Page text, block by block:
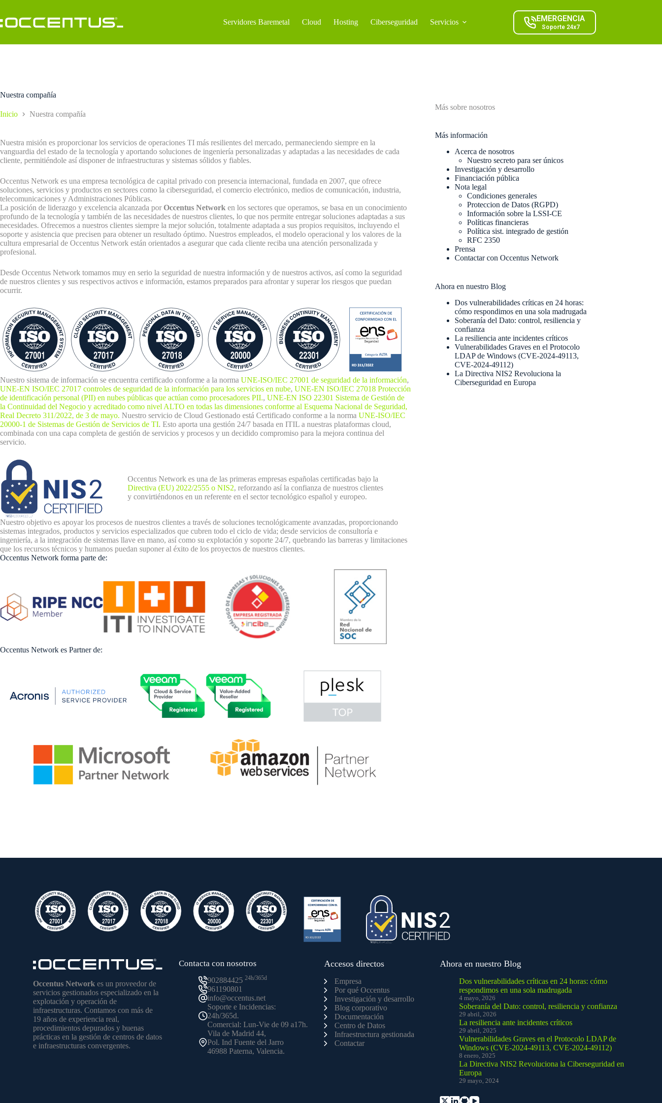
contenido
Servidores Baremetal Cloud Hosting Ciberseguridad Servicios EMERGENCIA
Soporte 24x7
Nuestra compañía
Inicio Nuestra compañía
Nuestra misión es proporcionar los servicios de operaciones TI más resilientes del mercado, permaneciendo siempre en la
vanguardia del estado de la tecnología y aportando soluciones de ingeniería personalizadas y adaptadas a las necesidades de cada
cliente, permitiéndole así disponer de infraestructuras y sistemas sólidos y fiables.
Occentus Network es una empresa tecnológica de capital privado con presencia internacional, fundada en 2007, que ofrece
soluciones, servicios y productos en sectores como la ciberseguridad, el comercio electrónico, medios de comunicación, industria,
telecomunicaciones y Administraciones Públicas.
La posición de liderazgo y excelencia alcanzada por Occentus Network en los sectores que operamos, se basa en un conocimiento
profundo de la tecnología y también de las necesidades de nuestros clientes, lo que nos permite entregar soluciones adaptadas a sus
necesidades. Ofrecemos a nuestros clientes siempre la mejor solución, totalmente adaptada a sus propios requisitos, incluyendo el
soporte y asistencia que precisen para obtener un resultado óptimo. Nuestros empleados, el modelo operacional y los valores de la
cultura empresarial de Occentus Network están orientados a asegurar que cada cliente reciba una atención personalizada y
profesional.
Desde Occentus Network tomamos muy en serio la seguridad de nuestra información y de nuestros activos, así como la seguridad
de nuestros clientes y sus respectivos activos e información, estamos preparados para afrontar y superar los riesgos que puedan
ocurrir.
Nuestro sistema de información se encuentra certificado conforme a la norma UNE-ISO/IEC 27001 de seguridad de la información,
UNE-EN ISO/IEC 27017 controles de seguridad de la información para los servicios en nube, UNE-EN ISO/IEC 27018 Protección
de identificación personal (PII) en nubes públicas que actúan como procesadores PII., UNE-EN ISO 22301 Sistema de Gestión de
la Continuidad del Negocio y acreditado como nivel ALTO en todas las dimensiones conforme al Esquema Nacional de Seguridad,
Real Decreto 311/2022, de 3 de mayo. Nuestro servicio de Cloud Gestionado está Certificado conforme a la norma UNE-ISO/IEC
20000-1 de Sistemas de Gestión de Servicios de TI. Esto aporta una gestión 24/7 basada en ITIL a nuestras plataformas cloud,
combinada con una capa completa de gestión de servicios y procesos y un decidido compromiso para la mejora continua del
servicio.
Occentus Network es una de las primeras empresas españolas certificadas bajo la
Directiva (EU) 2022/2555 o NIS2, reforzando así la confianza de nuestros clientes
y convirtiéndonos en un referente en el sector tecnológico español y europeo.
Nuestro objetivo es apoyar los procesos de nuestros clientes a través de soluciones tecnológicamente avanzadas, proporcionando
sistemas integrados, productos y servicios especializados que cubren todo el ciclo de vida; desde servicios de consultoría e
ingeniería, a la integración de sistemas llave en mano, así como su explotación y soporte 24/7, quebrando las barreras y limitaciones
que los recursos técnicos y humanos puedan suponer al éxito de los proyectos de nuestros clientes.
Occentus Network forma parte de:
Occentus Network es Partner de:
Más sobre nosotros
Más información
Acerca de nosotros
Nuestro secreto para ser únicos
Investigación y desarrollo
Financiación pública
Nota legal
Condiciones generales
Proteccion de Datos (RGPD)
Información sobre la LSSI-CE
Políticas financieras
Política sist. integrado de gestión
RFC 2350
Prensa
Contactar con Occentus Network
Ahora en nuestro Blog
Dos vulnerabilidades críticas en 24 horas:
cómo respondimos en una sola madrugada
Soberanía del Dato: control, resiliencia y
confianza
La resiliencia ante incidentes críticos
Vulnerabilidades Graves en el Protocolo
LDAP de Windows (CVE-2024-49113,
CVE-2024-49112)
La Directiva NIS2 Revoluciona la
Ciberseguridad en Europa
Occentus Network es un proveedor de
servicios gestionados especializado en la
explotación y operación de
infraestructuras. Contamos con más de
19 años de experiencia real,
procedimientos depurados y buenas
prácticas en la gestión de centros de datos
e infraestructuras convergentes.
Contacta con nosotros
902884425 24h/365d
961190801
info@occentus.net
Soporte e Incidencias:
24h/365d.
Comercial: Lun-Vie de 09 a17h.
Vila de Madrid 44,
Pol. Ind Fuente del Jarro
46988 Paterna, Valencia.
Accesos directos
Empresa
Por qué Occentus
Investigación y desarrollo
Blog corporativo
Documentación
Centro de Datos
Infraestructura gestionada
Contactar
Ahora en nuestro Blog
Dos vulnerabilidades críticas en 24 horas: cómo
respondimos en una sola madrugada
4 mayo, 2026
Soberanía del Dato: control, resiliencia y confianza
29 abril, 2026
La resiliencia ante incidentes críticos
29 abril, 2025
Vulnerabilidades Graves en el Protocolo LDAP de
Windows (CVE-2024-49113, CVE-2024-49112)
8 enero, 2025
La Directiva NIS2 Revoluciona la Ciberseguridad en
Europa
29 mayo, 2024